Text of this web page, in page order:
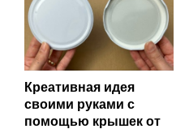
Креативная идея
своими руками с
помощью крышек от